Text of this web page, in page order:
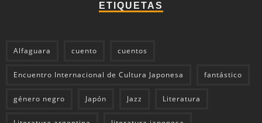
ETIQUETAS
Alfaguara cuento cuentos
Encuentro Internacional de Cultura Japonesa fantástico
género negro Japón Jazz Literatura